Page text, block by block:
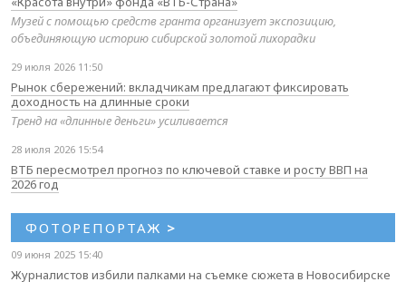
Музей с помощью средств гранта организует экспозицию,
объединяющую историю сибирской золотой лихорадки
29 июля 2026 11:50
Рынок сбережений: вкладчикам предлагают фиксировать
доходность на длинные сроки
Тренд на «длинные деньги» усиливается
28 июля 2026 15:54
ВТБ пересмотрел прогноз по ключевой ставке и росту ВВП на
2026 год
ФОТОРЕПОРТАЖ >
09 июня 2025 15:40
Журналистов избили палками на съемке сюжета в Новосибирске